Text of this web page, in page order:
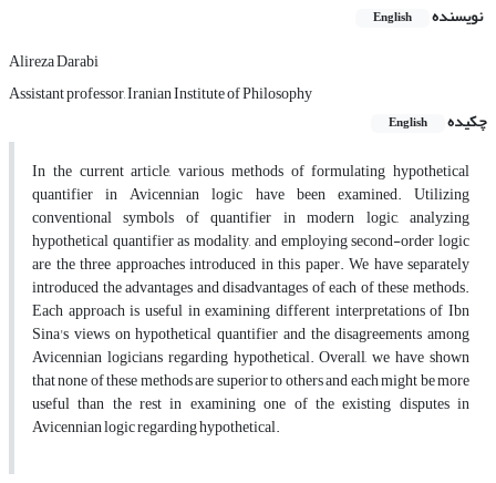
نویسنده English
Alireza Darabi
Assistant professor, Iranian Institute of Philosophy
چکیده
English
In the current article, various methods of formulating hypothetical
quantifier in Avicennian logic have been examined. Utilizing
conventional symbols of quantifier in modern logic, analyzing
hypothetical quantifier as modality, and employing second-order logic
are the three approaches introduced in this paper. We have separately
introduced the advantages and disadvantages of each of these methods.
Each approach is useful in examining different interpretations of Ibn
Sina's views on hypothetical quantifier and the disagreements among
Avicennian logicians regarding hypothetical. Overall, we have shown
that none of these methods are superior to others and each might be more
useful than the rest in examining one of the existing disputes in
Avicennian logic regarding hypothetical.